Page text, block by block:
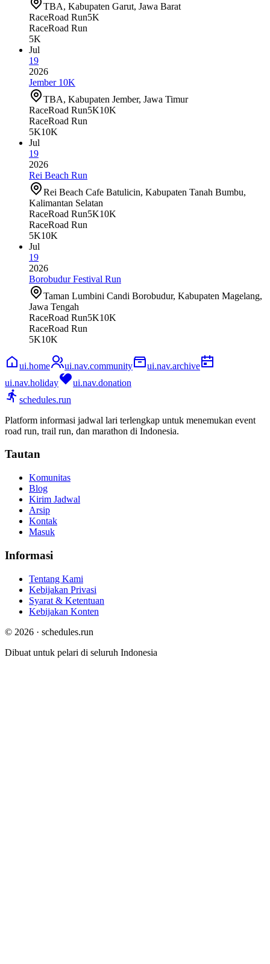
TBA, Kabupaten Garut, Jawa Barat
RaceRoad Run5K
RaceRoad Run
5K
Jul
19
2026
Jember 10K
TBA, Kabupaten Jember, Jawa Timur
RaceRoad Run5K10K
RaceRoad Run
5K10K
Jul
19
2026
Rei Beach Run
Rei Beach Cafe Batulicin, Kabupaten Tanah Bumbu,
Kalimantan Selatan
RaceRoad Run5K10K
RaceRoad Run
5K10K
Jul
19
2026
Borobudur Festival Run
Taman Lumbini Candi Borobudur, Kabupaten Magelang,
Jawa Tengah
RaceRoad Run5K10K
RaceRoad Run
5K10K
ui.home ui.nav.community
ui.nav.archive
ui.nav.holiday
ui.nav.donation
schedules.run
Platform informasi jadwal lari terlengkap untuk menemukan event
road run, trail run, dan marathon di Indonesia.
Tautan
Komunitas
Blog
Kirim Jadwal
Arsip
Kontak
Masuk
Informasi
Tentang Kami
Kebijakan Privasi
Syarat & Ketentuan
Kebijakan Konten
© 2026 · schedules.run
Dibuat untuk pelari di seluruh Indonesia